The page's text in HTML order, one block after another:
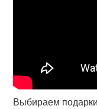
Выбираем